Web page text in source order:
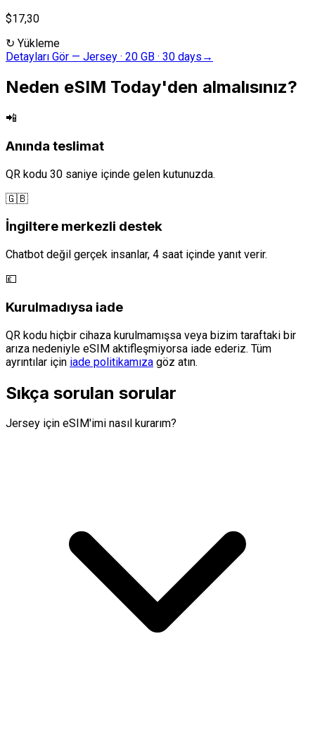
$17,30
↻ Yükleme
Detayları Gör — Jersey · 20 GB · 30 days →
Neden eSIM Today'den almalısınız?
📲
Anında teslimat
QR kodu 30 saniye içinde gelen kutunuzda.
🇬🇧
İngiltere merkezli destek
Chatbot değil gerçek insanlar, 4 saat içinde yanıt verir.
💷
Kurulmadıysa iade
QR kodu hiçbir cihaza kurulmamışsa veya bizim taraftaki bir
arıza nedeniyle eSIM aktifleşmiyorsa iade ederiz. Tüm
ayrıntılar için iade politikamıza göz atın.
Sıkça sorulan sorular
Jersey için eSIM'imi nasıl kurarım?